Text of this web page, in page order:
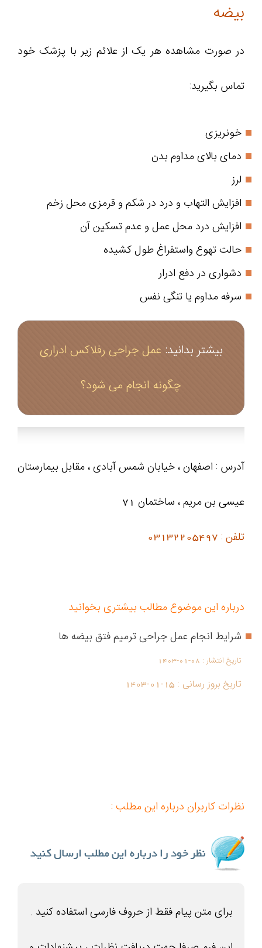
بیضه
در صورت مشاهده هر یک از علائم زیر با پزشک خود
تماس بگیرید:
خونریزی
دمای بالای مداوم بدن
لرز
افزایش التهاب و درد در شکم و قرمزی محل زخم
افزایش درد محل عمل و عدم تسکین آن
حالت تهوع واستفراغ طول کشیده
دشواری در دفع ادرار
سرفه مداوم یا تنگی نفس
بیشتر بدانید: عمل جراحی رفلاکس ادراری
چگونه انجام می شود؟
آدرس : اصفهان ، خیابان شمس آبادی ، مقابل بیمارستان
عیسی بن مریم ، ساختمان 71
تلفن : 03132205497
درباره این موضوع مطالب بیشتری بخوانید
شرایط انجام عمل جراحی ترمیم فتق بیضه ها
تاریخ انتشار : 1403-01-08
تاریخ بروز رسانی : 1403-01-15
نظرات کاربران درباره این مطلب :
برای متن پیام فقط از حروف فارسی استفاده کنید .